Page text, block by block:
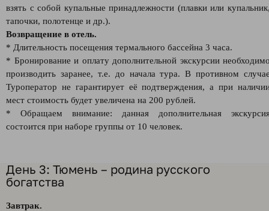
взять с собой купальные принадлежности (плавки или
тапочки, полотенце и др.).
Возвращение в отель.
* Длительность посещения термального бассейна 3 часа.
* Бронирование и оплату дополнительной экскурсии
производить заранее, т.е. до начала тура. В противном
Туроператор не гарантирует её подтверждения, а при
мест стоимость будет увеличена на 200 рублей.
* Обращаем внимание: данная дополнительная
состоится при наборе группы от 10 человек.
День 3: Тюмень – родина русского
богатства
Завтрак.